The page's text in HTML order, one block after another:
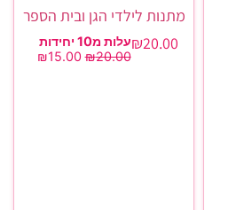
מתנות לילדי הגן ובית הספר
₪20.00
עלות מ10 יחידות
₪20.00
₪15.00